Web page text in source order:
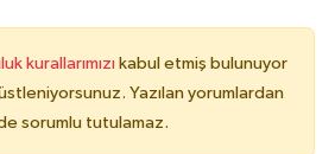
kurallarımızı kabul etmiş bulunuyor
Yazılan yorumlardan
sorumlu tutulamaz.